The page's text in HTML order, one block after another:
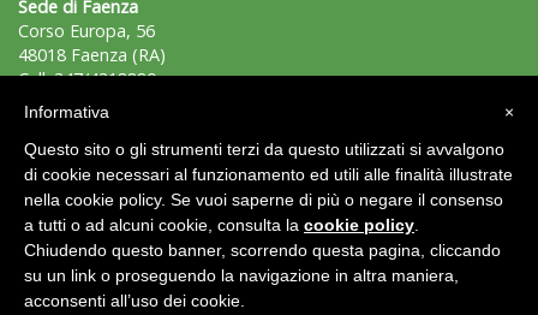
Sede di Faenza
Corso Europa, 56
48018 Faenza (RA)
Cell: 347/4318880
e-mail:imolafaenza@uisp.it
C.F.: 90028850379
Area Riservata 2.0
×
Informativa
Questo sito o gli strumenti terzi da questo utilizzati si avvalgono
di cookie necessari al funzionamento ed utili alle finalità illustrate
nella cookie policy. Se vuoi saperne di più o negare il consenso
a tutti o ad alcuni cookie, consulta la cookie policy
Chiudendo questo banner, scorrendo questa pagina, cliccando
su un link o proseguendo la navigazione in altra maniera,
acconsenti all’uso dei cookie.